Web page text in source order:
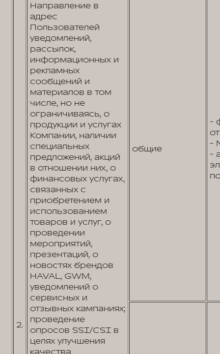
2.
Направление в
адрес
Пользователей
уведомлений,
рассылок,
информационных и
рекламных
сообщений и
материалов в том
числе, но не
ограничиваясь, о
продукции и услугах
Компании, наличии
специальных
предложений, акций
в отношении них, о
финансовых услугах,
связанных с
приобретением и
использованием
товаров и услуг, о
проведении
мероприятий,
презентаций, о
новостях брендов
HAVAL, GWM,
уведомлений о
сервисных и
отзывных кампаниях;
проведение
опросов SSI/CSI в
целях улучшения
общие
-
-
-